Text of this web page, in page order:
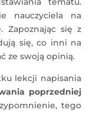
nauczyciela na
Zapoznając się z
się, co inni na
ze swoją opinią.
lekcji napisania
poprzedniej
tego